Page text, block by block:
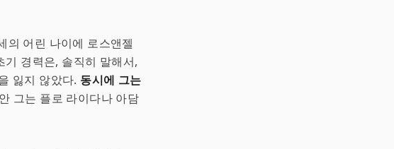
의 어린 나이에 로스앤젤
기 경력은, 솔직히 말해서,
잃지 않았다. 동시에 그는
그는 플로 라이다나 아담